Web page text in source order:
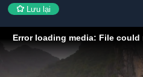
Lưu lại
Error loading media: File could